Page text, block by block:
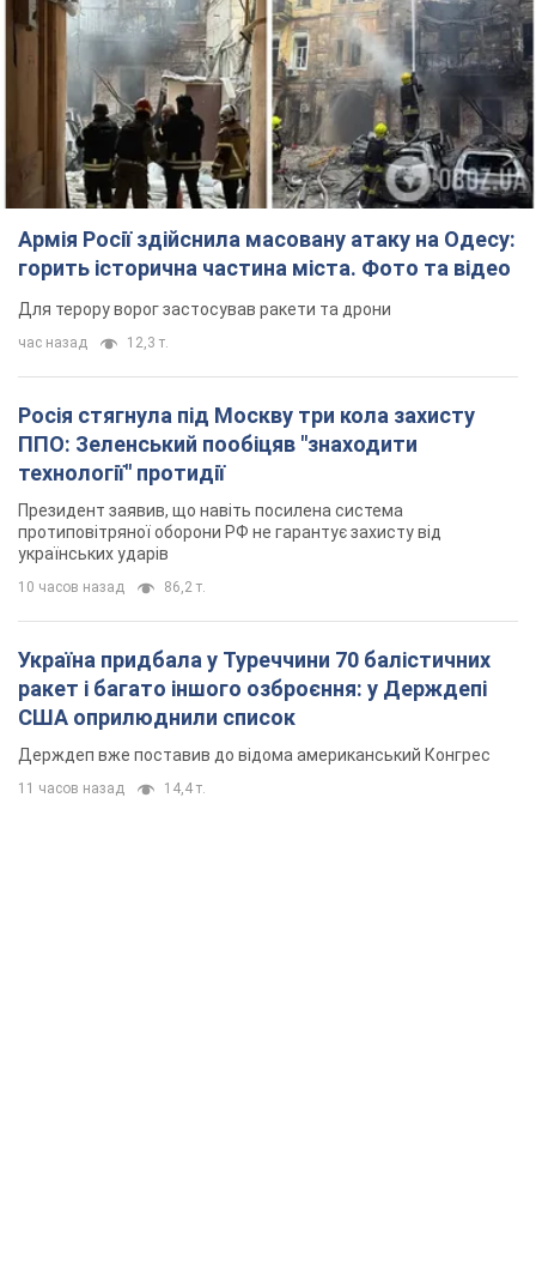
Армія Росії здійснила масовану атаку на Одесу:
горить історична частина міста. Фото та відео
Для терору ворог застосував ракети та дрони
час назад 12,3 т.
Росія стягнула під Москву три кола захисту
ППО: Зеленський пообіцяв "знаходити
технології" протидії
Президент заявив, що навіть посилена система
протиповітряної оборони РФ не гарантує захисту від
українських ударів
10 часов назад 86,2 т.
Україна придбала у Туреччини 70 балістичних
ракет і багато іншого озброєння: у Держдепі
США оприлюднили список
Держдеп вже поставив до відома американський Конгрес
11 часов назад 14,4 т.